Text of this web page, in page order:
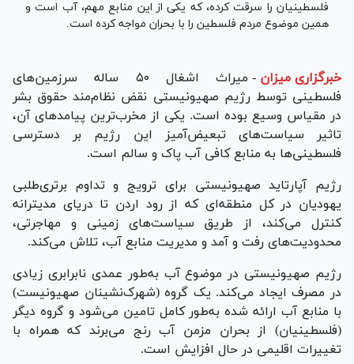
فلسطینیان را سرقت کرده، که یکی از این منابع مهم، آب است و
همین موضوع مردم فلسطین را با بحران مواجه کرده است.
خبرگزاری میزان -
میراث اشغال ۵۰ ساله سرزمین‌های
فلسطینی توسط رژیم صهیونیستی نقض نظام‌مند حقوق بشر
در مقیاس وسیع بوده است. یکی از مخرب‌ترین پیامد‌های آن،
تاثیر سیاست‌های تبعیض‌آمیز این رژیم بر دسترسی
فلسطینی‌ها به منابع کافی آب پاک و سالم است.
رژیم آپارتاید صهیونیستی برای ترویج و تداوم برتری‌طلبی
یهودیان در کل منطقه‌ای که از رود اردن تا دریای مدیترانه
کنترل می‌کند، از طریق سیاست‌های زمینی و مهاجرتی،
محدودیت‌های رفت و آمد و مدیریت منابع آب، تلاش می‌کند.
رژیم صهیونیستی در موضوع آب به‌طور عمدی نابرابری زیادی
در مصرف ایجاد می‌کند. یک گروه (شهرک‌نشینان صهیونیست)
با منابع آب ارائه شده به‌طور کامل تامین می‌شود و گروه دیگر
(فلسطینیان) از بحران مزمن آب رنج می‌برند که همراه با
تغییرات اقلیمی در حال افزایش است.